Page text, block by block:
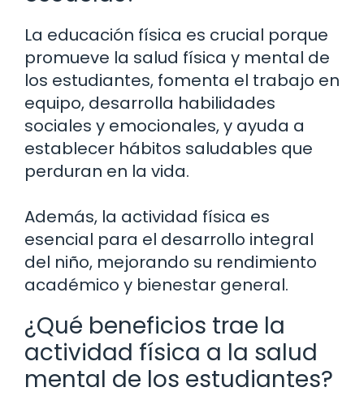
La educación física es crucial porque
promueve la salud física y mental de
los estudiantes, fomenta el trabajo en
equipo, desarrolla habilidades
sociales y emocionales, y ayuda a
establecer hábitos saludables que
perduran en la vida.
Además, la actividad física es
esencial para el desarrollo integral
del niño, mejorando su rendimiento
académico y bienestar general.
¿Qué beneficios trae la
actividad física a la salud
mental de los estudiantes?